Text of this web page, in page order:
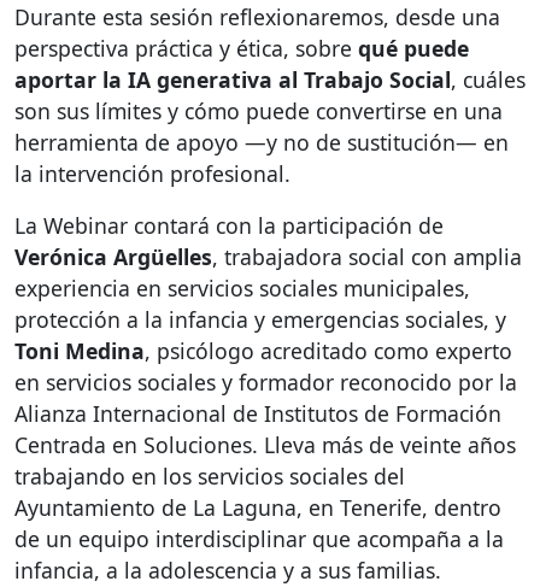
Durante esta sesión reflexionaremos, desde una
perspectiva práctica y ética, sobre qué puede
aportar la IA generativa al Trabajo Social, cuáles
son sus límites y cómo puede convertirse en una
herramienta de apoyo —y no de sustitución— en
la intervención profesional.
La Webinar contará con la participación de
Verónica Argüelles, trabajadora social con amplia
experiencia en servicios sociales municipales,
protección a la infancia y emergencias sociales, y
Toni Medina, psicólogo acreditado como experto
en servicios sociales y formador reconocido por la
Alianza Internacional de Institutos de Formación
Centrada en Soluciones. Lleva más de veinte años
trabajando en los servicios sociales del
Ayuntamiento de La Laguna, en Tenerife, dentro
de un equipo interdisciplinar que acompaña a la
infancia, a la adolescencia y a sus familias.